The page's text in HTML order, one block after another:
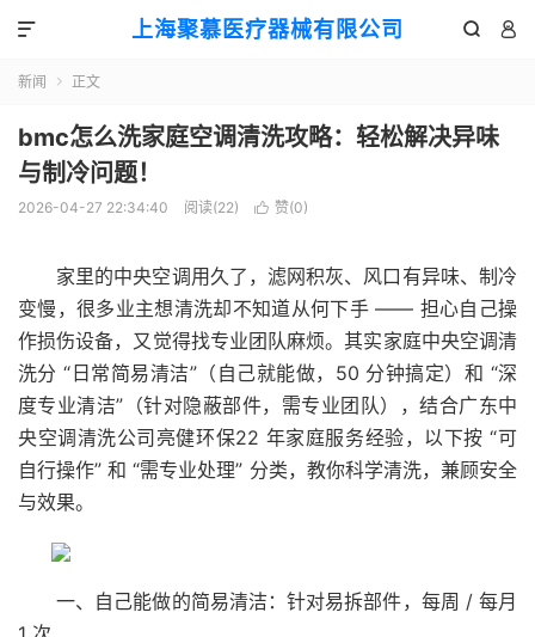
上海聚慕医疗器械有限公司  

新闻  正文
bmc怎么洗家庭空调清洗攻略：轻松解决异味
与制冷问题！
2026-04-27 22:34:40 阅读(22)  赞(0)
家里的中央空调用久了，滤网积灰、风口有异味、制冷
变慢，很多业主想清洗却不知道从何下手 —— 担心自己操
作损伤设备，又觉得找专业团队麻烦。其实家庭中央空调清
洗分 “日常简易清洁”（自己就能做，50 分钟搞定）和 “深
度专业清洁”（针对隐蔽部件，需专业团队），结合广东中
央空调清洗公司亮健环保22 年家庭服务经验，以下按 “可
自行操作” 和 “需专业处理” 分类，教你科学清洗，兼顾安全
与效果。
一、自己能做的简易清洁：针对易拆部件，每周 / 每月